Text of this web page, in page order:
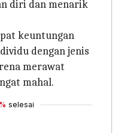
diri dan menarik
keuntungan
dengan jenis
merawat
mahal.
selesai